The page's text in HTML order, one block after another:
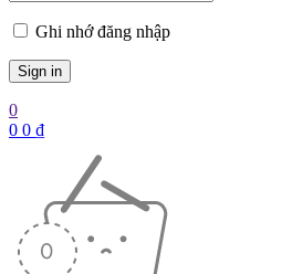
Ghi nhớ đăng nhập
0
0 0 ₫